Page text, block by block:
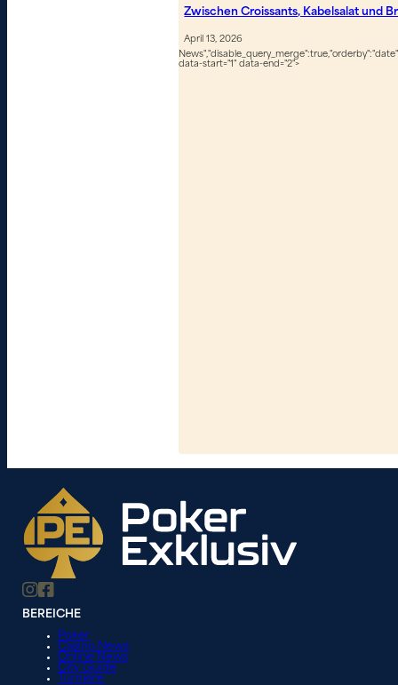
Zwischen Croissants, Kabelsalat und
April 13, 2026
data-start="1" data-end="2">
BEREICHE
Poker
Casino News
Online News
City Guide
Turniere